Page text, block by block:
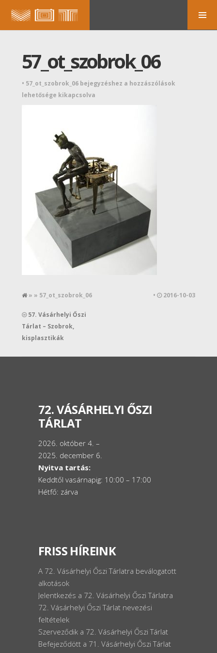
57_ot_szobrok_06
• 57_ot_szobrok_06 bejegyzéshez a hozzászólások
lehetősége kikapcsolva
» » 57_ot_szobrok_06 • 2016-10-03
57. Vásárhelyi Őszi
Tárlat – Szobrok,
kisplasztikák
72. VÁSÁRHELYI ŐSZI
TÁRLAT
2026. október 4. –
2025. december 6.
Nyitva tartás:
Keddtől vasárnapig: 10:00 – 17:00
Hétfő: zárva
FRISS HÍREINK
A 72. Vásárhelyi Őszi Tárlatra beválogatott
alkotások
Jelentkezés a 72. Vásárhelyi Őszi Tárlatra
72. Vásárhelyi Őszi Tárlat nevezési
feltételek
Szerveződik a 72. Vásárhelyi Őszi Tárlat
Befejeződött a 71. Vásárhelyi Őszi Tárlat